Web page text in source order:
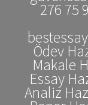
276 75
Ödev
Makale
Essay
Analiz